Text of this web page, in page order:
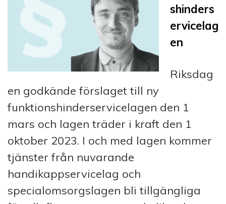
shinders
ervicelag
en
Riksdag
en godkände förslaget till ny
funktionshinderservicelagen den 1
mars och lagen träder i kraft den 1
oktober 2023. I och med lagen kommer
tjänster från nuvarande
handikappservicelag och
specialomsorgslagen bli tillgängliga